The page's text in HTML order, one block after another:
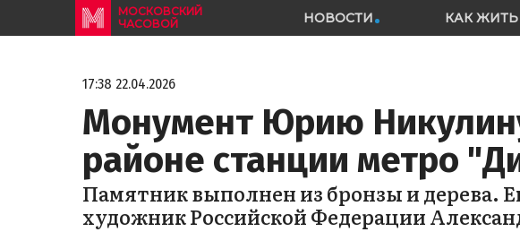
МОСКОВСКИЙ
ЧАСОВОЙ
НОВОСТИ КАК
17:38 22.04.2026
Монумент Юрию
районе станции метро
Памятник выполнен из бронзы и дерева.
художник Российской Федерации